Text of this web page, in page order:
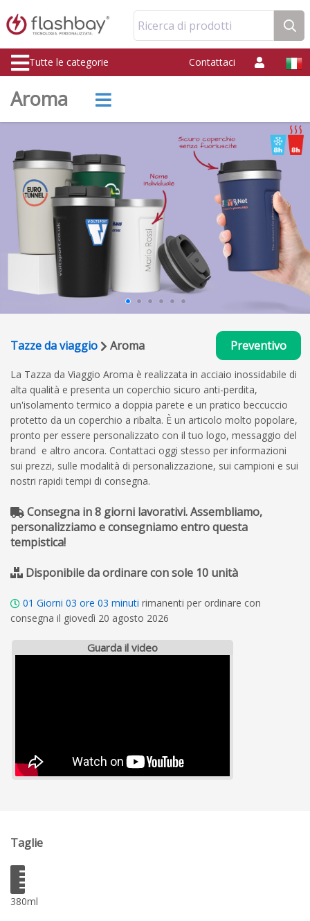
Ricerca di prodotti
Tutte le categorie Contattaci
Aroma
Tazze da viaggio Aroma Preventivo
La Tazza da Viaggio Aroma è realizzata in acciaio inossidabile di
alta qualità e presenta un coperchio sicuro anti-perdita,
un'isolamento termico a doppia parete e un pratico beccuccio
protetto da un coperchio a ribalta. È un articolo molto popolare,
pronto per essere personalizzato con il tuo logo, messaggio del
brand e altro ancora. Contattaci oggi stesso per informazioni
sui prezzi, sulle modalità di personalizzazione, sui campioni e sui
nostri rapidi tempi di consegna.
Consegna in 8 giorni lavorativi. Assembliamo,
personalizziamo e consegniamo entro questa
tempistica!
Disponibile da ordinare con sole 10 unità
01 Giorni 03 ore 03 minuti rimanenti per ordinare con
consegna il giovedì 20 agosto 2026
Guarda il video
Taglie
380ml